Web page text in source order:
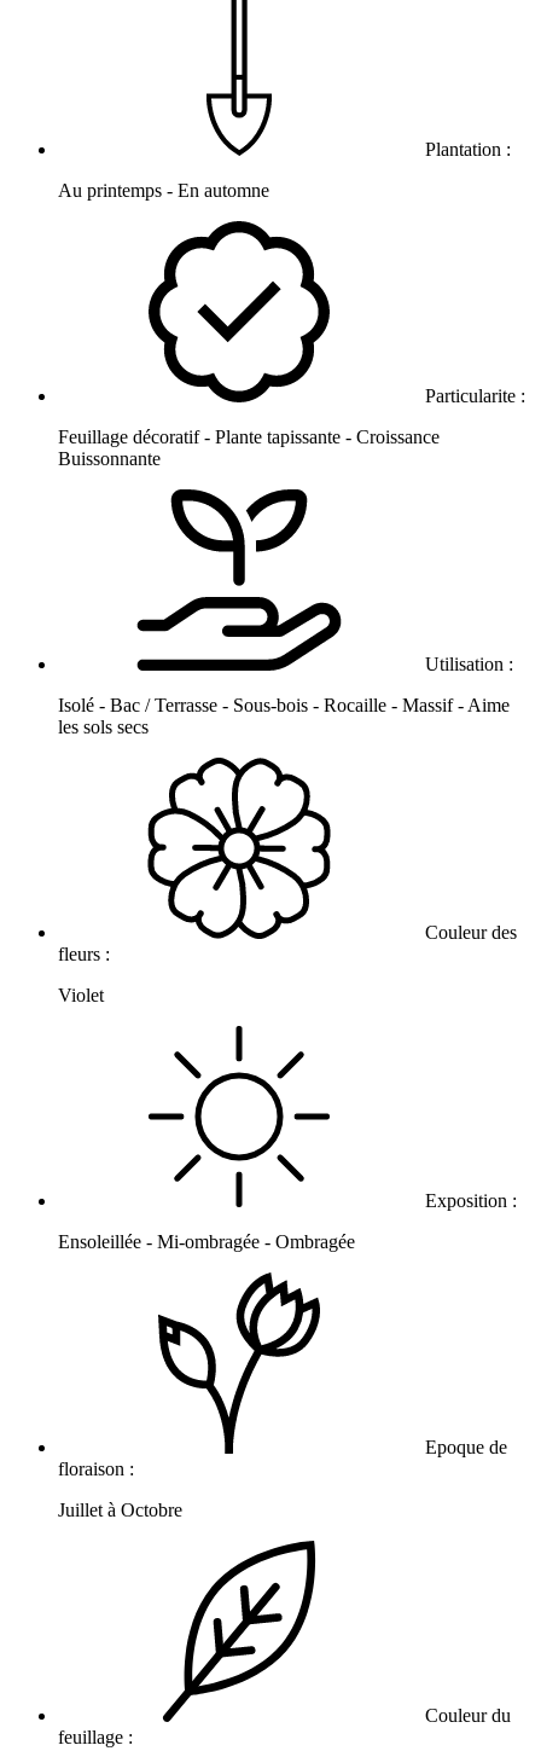
Plantation :
Au printemps - En automne
Particularite :
Feuillage décoratif - Plante tapissante - Croissance
Buissonnante
Utilisation :
Isolé - Bac / Terrasse - Sous-bois - Rocaille - Massif - Aime
les sols secs
Couleur des
fleurs :
Violet
Exposition :
Ensoleillée - Mi-ombragée - Ombragée
Epoque de
floraison :
Juillet à Octobre
Couleur du
feuillage :